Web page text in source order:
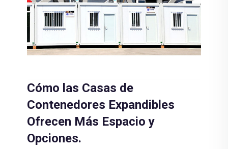
Cómo las Casas de
Contenedores Expandibles
Ofrecen Más Espacio y
Opciones.